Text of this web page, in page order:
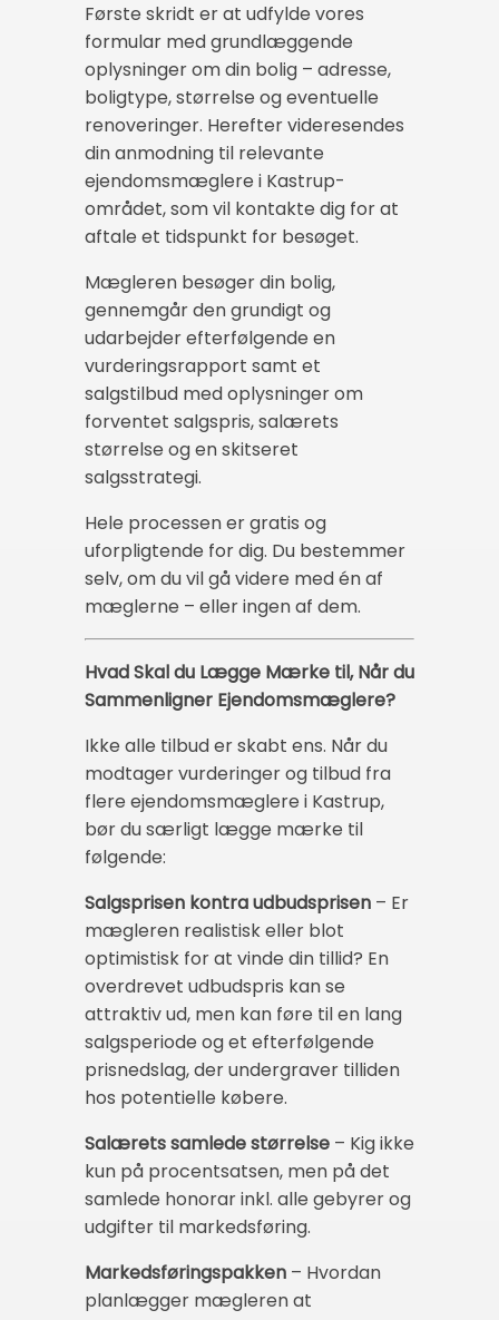
Første skridt er at udfylde vores
formular med grundlæggende
oplysninger om din bolig – adresse,
boligtype, størrelse og eventuelle
renoveringer. Herefter videresendes
din anmodning til relevante
ejendomsmæglere i Kastrup-
området, som vil kontakte dig for at
aftale et tidspunkt for besøget.
Mægleren besøger din bolig,
gennemgår den grundigt og
udarbejder efterfølgende en
vurderingsrapport samt et
salgstilbud med oplysninger om
forventet salgspris, salærets
størrelse og en skitseret
salgsstrategi.
Hele processen er gratis og
uforpligtende for dig. Du bestemmer
selv, om du vil gå videre med én af
mæglerne – eller ingen af dem.
Hvad Skal du Lægge Mærke til, Når du
Sammenligner Ejendomsmæglere?
Ikke alle tilbud er skabt ens. Når du
modtager vurderinger og tilbud fra
flere ejendomsmæglere i Kastrup,
bør du særligt lægge mærke til
følgende:
Salgsprisen kontra udbudsprisen – Er
mægleren realistisk eller blot
optimistisk for at vinde din tillid? En
overdrevet udbudspris kan se
attraktiv ud, men kan føre til en lang
salgsperiode og et efterfølgende
prisnedslag, der undergraver tilliden
hos potentielle købere.
Salærets samlede størrelse – Kig ikke
kun på procentsatsen, men på det
samlede honorar inkl. alle gebyrer og
udgifter til markedsføring.
Markedsføringspakken – Hvordan
planlægger mægleren at